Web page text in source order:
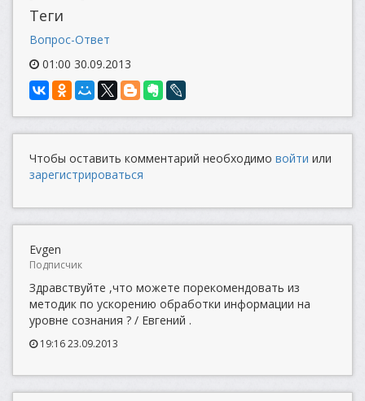
Теги
Вопрос-Ответ
01:00 30.09.2013
Чтобы оставить комментарий необходимо войти или
зарегистрироваться
Evgen
Подписчик
Здравствуйте ,что можете порекомендовать из
методик по ускорению обработки информации на
уровне сознания ? / Евгений .
19:16 23.09.2013